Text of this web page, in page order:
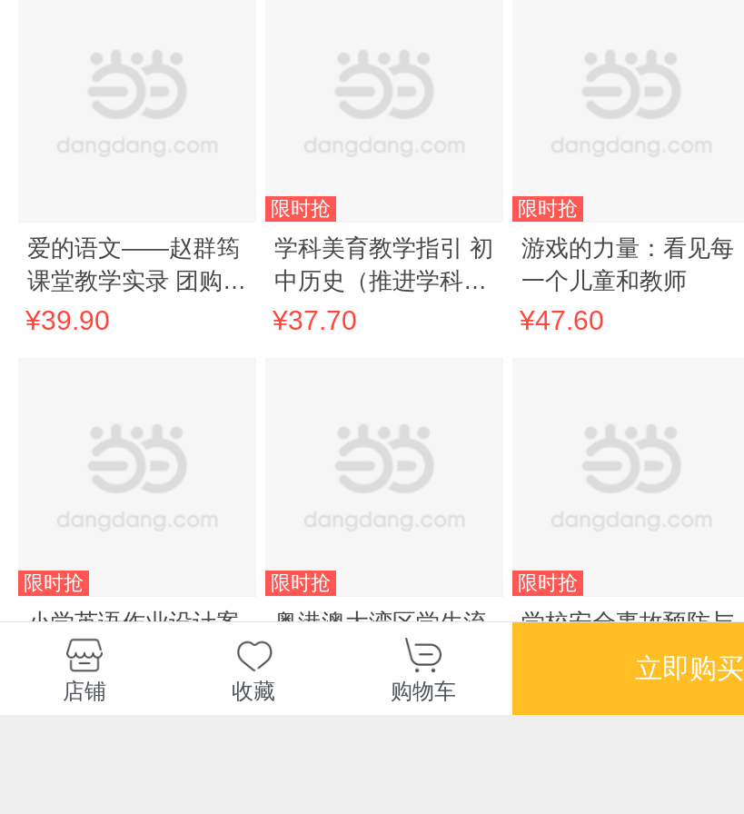
爱的语文——赵群筠
课堂教学实录 团购电
话：4001066666转6
¥39.90
限时抢
小学英语作业设计案
例精选
¥35.40
限时抢
学科美育教学指引 初
中历史（推进学科美
育，塑造教育新生
¥37.70
限时抢
粤港澳大湾区学生流
动的政策、实践与路
¥25.40
限时抢
游戏的力量：看见每
一个儿童和教师
¥47.60
限时抢
学校安全事故预防与
处理指导手册
店铺 收藏 购物车
立即购买